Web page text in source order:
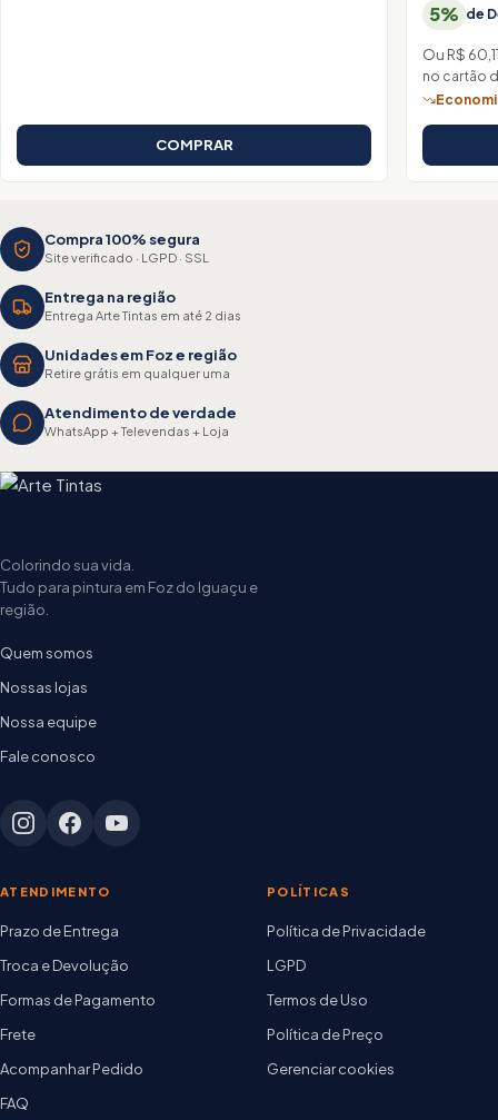
COMPRAR
5% de
Ou R$
no cartão
Compra 100% segura
Site verificado · LGPD · SSL
Entrega na região
Entrega Arte Tintas em até 2 dias
Unidades em Foz e região
Retire grátis em qualquer uma
Atendimento de verdade
WhatsApp + Televendas + Loja
Colorindo sua vida.
Tudo para pintura em Foz do Iguaçu e
região.
Quem somos
Nossas lojas
Nossa equipe
Fale conosco
ATENDIMENTO
Prazo de Entrega
Troca e Devolução
Formas de Pagamento
Frete
Acompanhar Pedido
FAQ
POLÍTICAS
Política de Privacidade
LGPD
Termos de Uso
Política de Preço
Gerenciar cookies